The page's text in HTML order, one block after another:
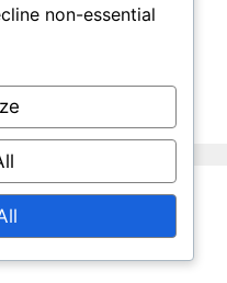
non-essential